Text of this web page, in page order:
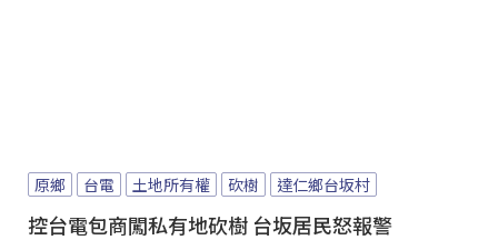
原鄉 台電 土地所有權 砍樹 達仁鄉台坂村
控台電包商闖私有地砍樹 台坂居民怒報警